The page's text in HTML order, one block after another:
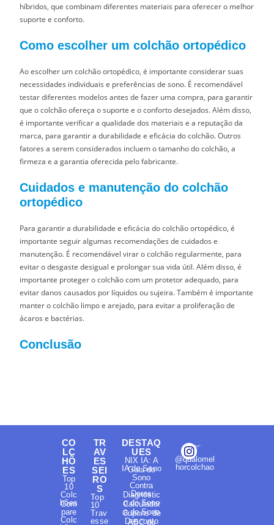
híbridos, que combinam diferentes materiais para oferecer o melhor
suporte e conforto.
Como escolher um colchão ortopédico
Ao escolher um colchão ortopédico, é importante considerar suas
necessidades individuais e preferências de sono. É recomendável
testar diferentes modelos antes de fazer uma compra, para garantir
que o colchão ofereça o suporte e o conforto desejados. Além disso,
é importante verificar a qualidade dos materiais e a reputação da
marca, para garantir a durabilidade e eficácia do colchão. Outros
fatores a serem considerados incluem o tamanho do colchão, a
firmeza e a garantia oferecida pelo fabricante.
Cuidados e manutenção do colchão
ortopédico
Para garantir a durabilidade e eficácia do colchão ortopédico, é
importante seguir algumas recomendações de cuidados e
manutenção. É recomendável virar o colchão regularmente, para
evitar o desgaste desigual e prolongar sua vida útil. Além disso, é
importante proteger o colchão com um protetor adequado, para
evitar danos causados por líquidos ou sujeira. Também é importante
manter o colchão limpo e arejado, para evitar a proliferação de
ácaros e bactérias.
Conclusão
CO
LC
HÕ
ES
Top
10
Colc
hões
Com
pare
Colc
TR
AV
ES
SEI
RO
S
Top
10
Trav
esse
DESTAQ
UES
NIX IA: A
IA do Sono
Guia do
Sono
Contra
Dores
Diagnóstic
o do Sono
Calculador
a do Sono
Cupons de
Desconto
ABC do
@qualomel
horcolchao